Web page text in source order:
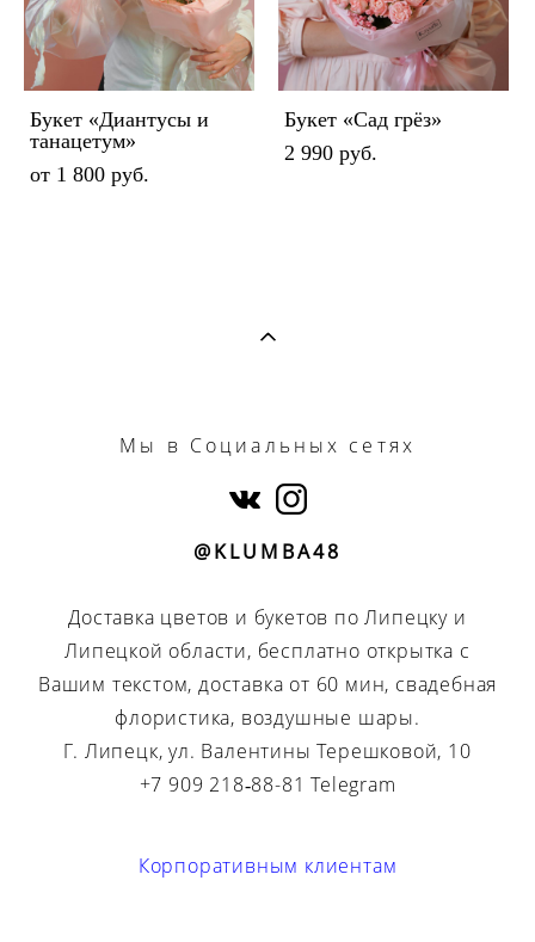
Букет «Диантусы и
танацетум»
от 1 800 pуб.
Букет «Сад грёз»
2 990 pуб.
Мы в Социальных сетях
@KLUMBA48
Доставка цветов и букетов по Липецку и
Липецкой области, бесплатно открытка с
Вашим текстом, доставка от 60 мин, свадебная
флористика, воздушные шары.
Г. Липецк, ул. Валентины Терешковой, 10
+7 909 218‑88-81 Telegram
Корпоративным клиентам